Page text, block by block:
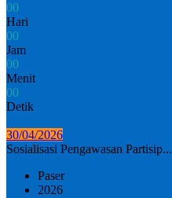
00
Hari
00
Jam
00
Menit
00
Detik
30/04/2026
Sosialisasi Pengawasan Partisip...
Paser
2026